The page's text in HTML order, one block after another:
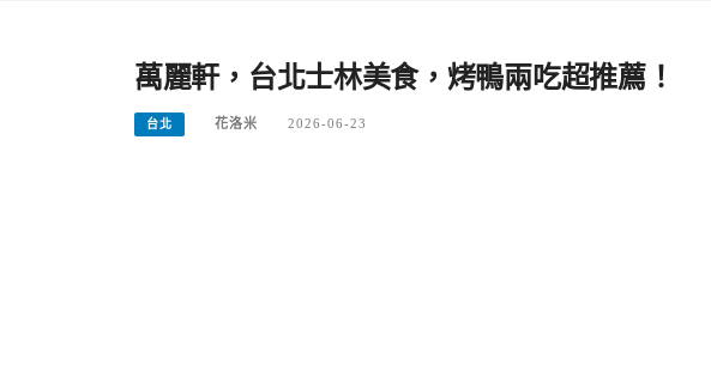
萬麗軒，台北士林美食，烤鴨兩吃超推薦！
台北 花洛米 2026-06-23